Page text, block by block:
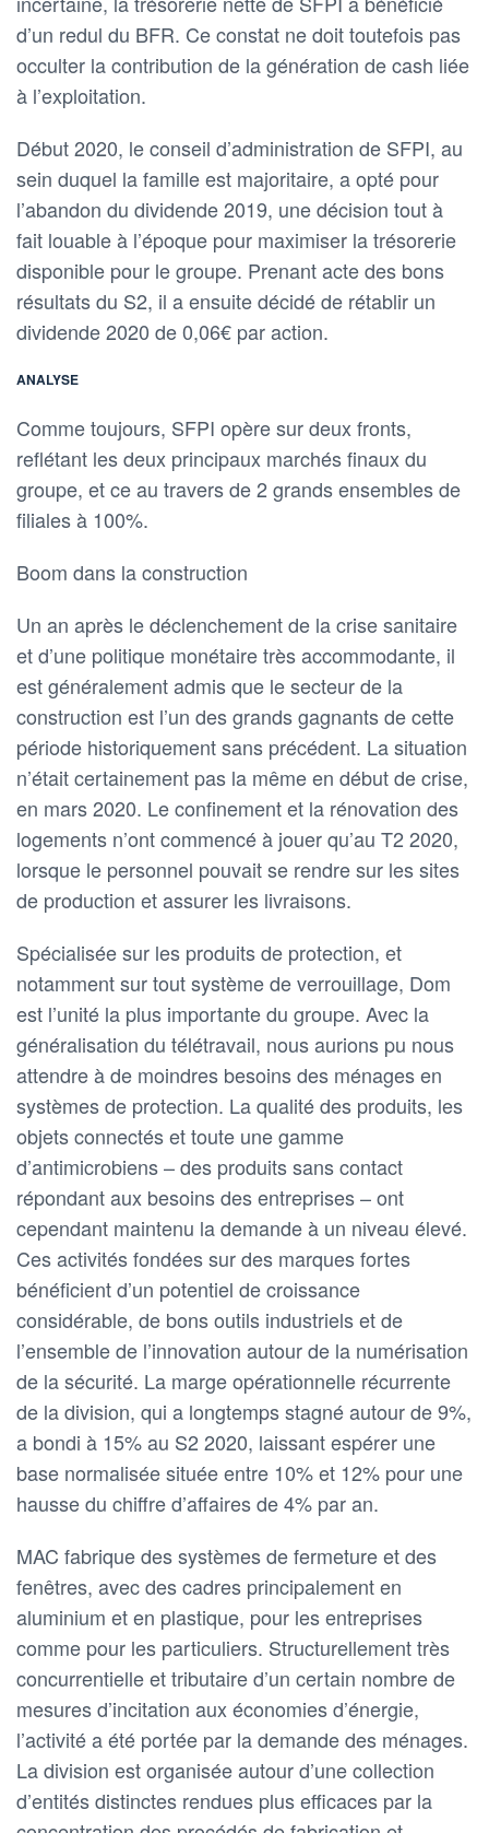
d’un redul du BFR. Ce constat ne doit toutefois pas
occulter la contribution de la génération de cash liée
à l’exploitation.
Début 2020, le conseil d’administration de SFPI, au
sein duquel la famille est majoritaire, a opté pour
l’abandon du dividende 2019, une décision tout à
fait louable à l’époque pour maximiser la trésorerie
disponible pour le groupe. Prenant acte des bons
résultats du S2, il a ensuite décidé de rétablir un
dividende 2020 de 0,06€ par action.
ANALYSE
Comme toujours, SFPI opère sur deux fronts,
reflétant les deux principaux marchés finaux du
groupe, et ce au travers de 2 grands ensembles de
filiales à 100%.
Boom dans la construction
Un an après le déclenchement de la crise sanitaire
et d’une politique monétaire très accommodante, il
est généralement admis que le secteur de la
construction est l’un des grands gagnants de cette
période historiquement sans précédent. La situation
n’était certainement pas la même en début de crise,
en mars 2020. Le confinement et la rénovation des
logements n’ont commencé à jouer qu’au T2 2020,
lorsque le personnel pouvait se rendre sur les sites
de production et assurer les livraisons.
Spécialisée sur les produits de protection, et
notamment sur tout système de verrouillage, Dom
est l’unité la plus importante du groupe. Avec la
généralisation du télétravail, nous aurions pu nous
attendre à de moindres besoins des ménages en
systèmes de protection. La qualité des produits, les
objets connectés et toute une gamme
d’antimicrobiens – des produits sans contact
répondant aux besoins des entreprises – ont
cependant maintenu la demande à un niveau élevé.
Ces activités fondées sur des marques fortes
bénéficient d’un potentiel de croissance
considérable, de bons outils industriels et de
l’ensemble de l’innovation autour de la numérisation
de la sécurité. La marge opérationnelle récurrente
de la division, qui a longtemps stagné autour de 9%,
a bondi à 15% au S2 2020, laissant espérer une
base normalisée située entre 10% et 12% pour une
hausse du chiffre d’affaires de 4% par an.
MAC fabrique des systèmes de fermeture et des
fenêtres, avec des cadres principalement en
aluminium et en plastique, pour les entreprises
comme pour les particuliers. Structurellement très
concurrentielle et tributaire d’un certain nombre de
mesures d’incitation aux économies d’énergie,
l’activité a été portée par la demande des ménages.
La division est organisée autour d’une collection
d’entités distinctes rendues plus efficaces par la